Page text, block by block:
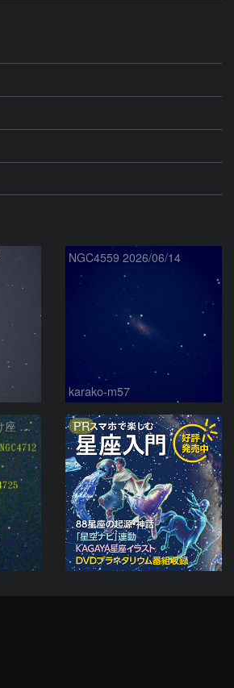
NGC4559 2026/06/14
karako-m57
夜空は宝石箱(かみのけ座 NGC4725) Seestar50 PR